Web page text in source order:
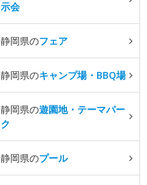
示会
静岡県のフェア
静岡県のキャンプ場・BBQ場
静岡県の遊園地・テーマパー
ク
静岡県のプール